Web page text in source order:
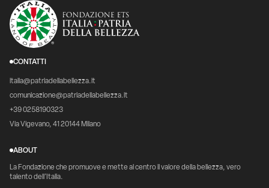
CONTATTI
italia@patriadellabellezza.it
comunicazione@patriadellabellezza.it
+39 0258190323
Via Vigevano, 41 20144 Milano
ABOUT
La Fondazione che promuove e mette al centro il valore della bellezza, vero
talento dell’Italia.